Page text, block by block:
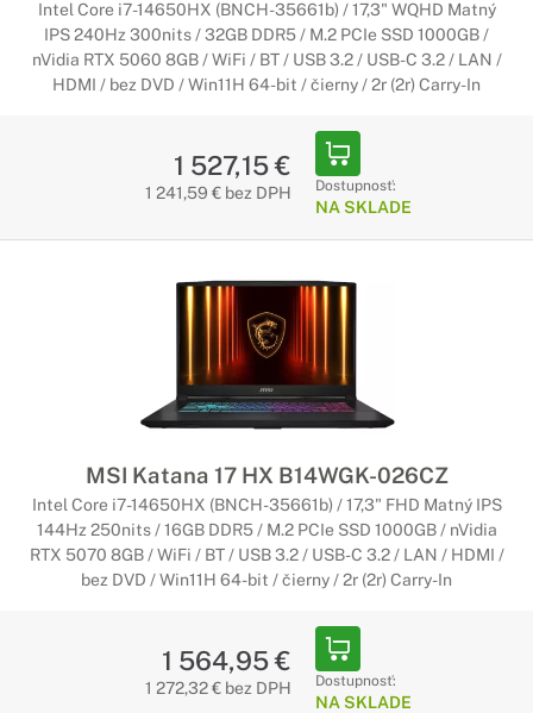
Intel Core i7-14650HX (BNCH-35661b) / 17,3" WQHD Matný
IPS 240Hz 300nits / 32GB DDR5 / M.2 PCIe SSD 1000GB /
nVidia RTX 5060 8GB / WiFi / BT / USB 3.2 / USB-C 3.2 / LAN /
HDMI / bez DVD / Win11H 64-bit / čierny / 2r (2r) Carry-In
1 527,15 €
1 241,59 € bez DPH Dostupnosť:
NA SKLADE
MSI Katana 17 HX B14WGK-026CZ
Intel Core i7-14650HX (BNCH-35661b) / 17,3" FHD Matný IPS
144Hz 250nits / 16GB DDR5 / M.2 PCIe SSD 1000GB / nVidia
RTX 5070 8GB / WiFi / BT / USB 3.2 / USB-C 3.2 / LAN / HDMI /
bez DVD / Win11H 64-bit / čierny / 2r (2r) Carry-In
1 564,95 €
1 272,32 € bez DPH Dostupnosť:
NA SKLADE